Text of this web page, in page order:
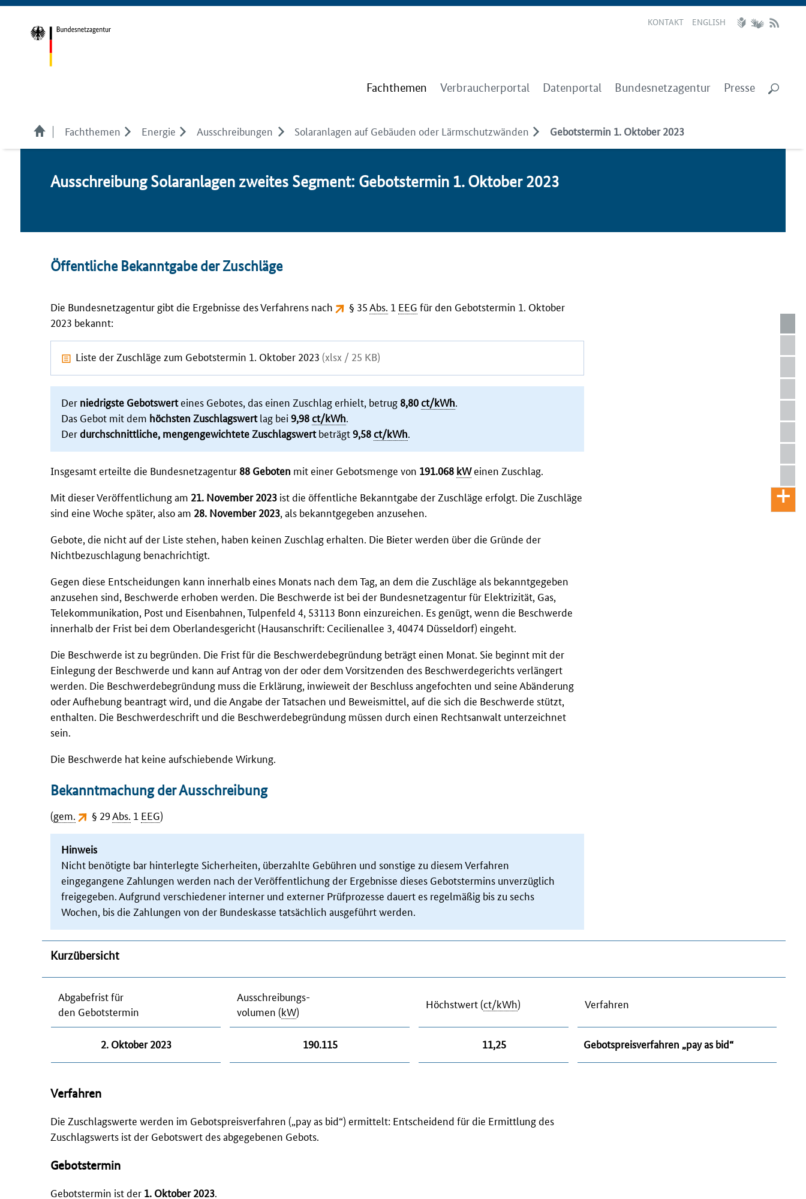
KONTAKT ENGLISH
Fachthemen Verbraucherportal Datenportal Bundesnetzagentur Presse
Fachthemen Energie Ausschreibungen Solaranlagen auf Gebäuden oder Lärmschutzwänden Gebotstermin 1. Oktober 2023
Aus­schrei­bung So­lar­an­la­gen zwei­tes Seg­ment: Ge­bots­ter­min 1. Ok­to­ber 2023
Öffentliche Bekanntgabe der Zuschläge
Die Bundesnetzagentur gibt die Ergebnisse des Verfahrens nach § 35 Abs. 1 EEG für den Gebotstermin 1. Oktober
2023 bekannt:
Liste der Zuschläge zum Gebotstermin 1. Oktober 2023 (xlsx / 25 KB)
Der niedrigste Gebotswerteines Gebotes, das einen Zuschlag erhielt, betrug 8,80ct/kWh
Das Gebot mit dem höchsten Zuschlagswertlag bei 9,98ct/kWh
Derdurchschnittliche, mengengewichtete Zuschlagswertbeträgt9,58ct/kWh
Insgesamt erteilte die Bundesnetzagentur 88 Geboten mit einer Gebotsmenge von 191.068 kWeinen Zuschlag.
Mit dieser Veröffentlichung am 21. November 2023 ist die öffentliche Bekanntgabe der Zuschläge erfolgt. Die Zuschläge
sind eine Woche später, also am 28. November 2023 , als bekanntgegeben anzusehen.
Gebote, die nicht auf der Liste stehen, haben keinen Zuschlag erhalten. Die Bieter werden über die Gründe der
Nichtbezuschlagung benachrichtigt.
Gegen diese Entscheidungen kann innerhalb eines Monats nach dem Tag, an dem die Zuschläge als bekanntgegeben
anzusehen sind, Beschwerde erhoben werden. Die Beschwerde ist bei der Bundesnetzagentur für Elektrizität, Gas,
Telekommunikation, Post und Eisenbahnen, Tulpenfeld 4, 53113 Bonn einzureichen. Es genügt, wenn die Beschwerde
innerhalb der Frist bei dem Oberlandesgericht (Hausanschrift: Cecilienallee 3, 40474 Düsseldorf) eingeht.
Die Beschwerde ist zu begründen. Die Frist für die Beschwerdebegründung beträgt einen Monat. Sie beginnt mit der
Einlegung der Beschwerde und kann auf Antrag von der oder dem Vorsitzenden des Beschwerdegerichts verlängert
werden. Die Beschwerdebegründung muss die Erklärung, inwieweit der Beschluss angefochten und seine Abänderung
oder Aufhebung beantragt wird, und die Angabe der Tatsachen und Beweismittel, auf die sich die Beschwerde stützt,
enthalten. Die Beschwerdeschrift und die Beschwerdebegründung müssen durch einen Rechtsanwalt unterzeichnet
sein.
Die Beschwerde hat keine aufschiebende Wirkung.
Bekanntmachung der Ausschreibung
(gem. § 29Abs. 1 EEG)
Hinweis
Nicht benötigte bar hinterlegte Sicherheiten, überzahlte Gebühren und sonstige zu diesem Verfahren
eingegangene Zahlungen werden nach der Veröffentlichung der Ergebnisse dieses Gebotstermins unverzüglich
freigegeben. Aufgrund verschiedener interner und externer Prüfprozesse dauert es regelmäßig bis zu sechs
Wochen, bis die Zahlungen von der Bundeskasse tatsächlich ausgeführt werden.
Kurzübersicht
Abgabefrist für
den Gebotstermin
Ausschreibungs-
volumen (kW)
Höchstwert (ct/kWh) Verfahren
2. Oktober 2023 190.115 11,25 Gebotspreisverfahren „pay as bid“
Verfahren
Die Zuschlagswerte werden im Gebotspreisverfahren („pay as bid“) ermittelt: Entscheidend für die Ermittlung des
Zuschlagswerts ist der Gebotswert des abgegebenen Gebots.
Gebotstermin
Gebotstermin ist der 1. Oktober 2023.